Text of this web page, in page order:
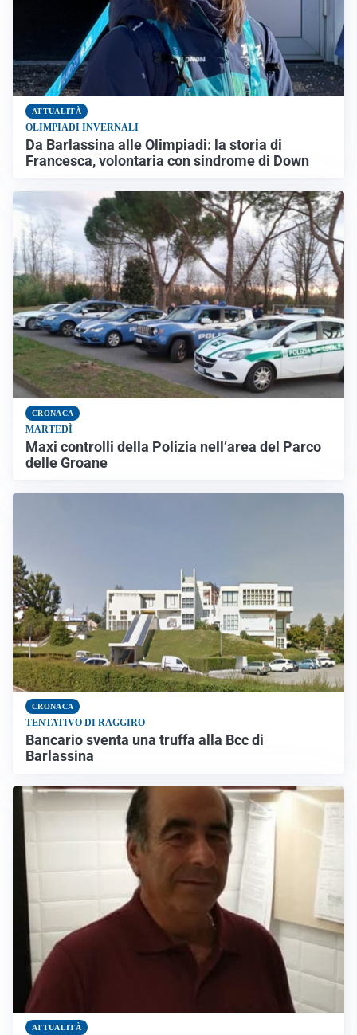
ATTUALITÀ
OLIMPIADI INVERNALI
Da Barlassina alle Olimpiadi: la storia di
Francesca, volontaria con sindrome di Down
CRONACA
MARTEDÌ
Maxi controlli della Polizia nell’area del Parco
delle Groane
CRONACA
TENTATIVO DI RAGGIRO
Bancario sventa una truffa alla Bcc di
Barlassina
ATTUALITÀ